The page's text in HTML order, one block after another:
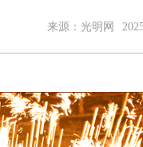
来源： 光明网